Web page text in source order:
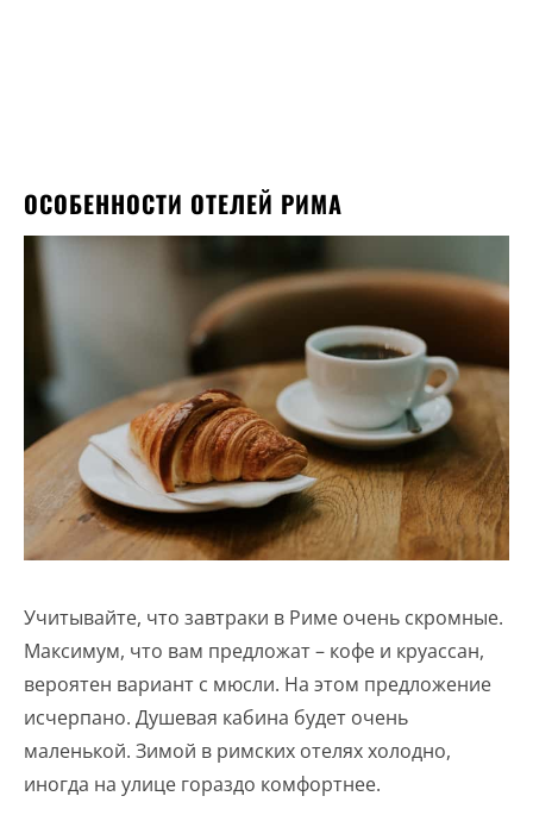
ОСОБЕННОСТИ ОТЕЛЕЙ РИМА
Учитывайте, что завтраки в Риме очень скромные.
Максимум, что вам предложат – кофе и круассан,
вероятен вариант с мюсли. На этом предложение
исчерпано. Душевая кабина будет очень
маленькой. Зимой в римских отелях холодно,
иногда на улице гораздо комфортнее.